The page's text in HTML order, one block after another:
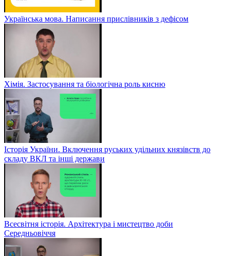
Українська мова. Написання прислівників з дефісом
Хімія. Застосування та біологічна роль кисню
Історія України. Включення руських удільних князівств до
складу ВКЛ та інші держави
Всесвітня історія. Архітектура і мистецтво доби
Середньовіччя